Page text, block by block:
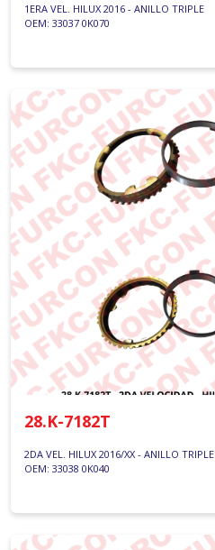
1ERA VEL. HILUX 2016 - ANILLO TRIPLE
OEM: 33037 0K070
28.K-7182T
2DA VEL. HILUX 2016/XX - ANILLO TRIPLE
OEM: 33038 0K040